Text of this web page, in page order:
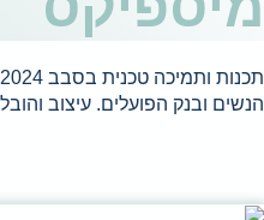
של הפרויקט המרגש של שדולת
כספי.